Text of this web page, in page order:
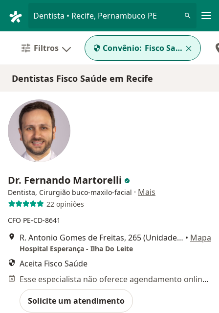
Dentista • Recife, Pernambuco PE
Filtros Convênio: Fisco Saúde
Dentistas Fisco Saúde em Recife
Dr. Fernando Martorelli
Dentista, Cirurgião buco-maxilo-facial · Mais
22 opiniões
CFO PE-CD-8641
R. Antonio Gomes de Freitas, 265 (Unidade II, 5° andar), Recife • Mapa
Hospital Esperança - Ilha Do Leite
Aceita Fisco Saúde
Esse especialista não oferece agendamento online para esse endereço.
Solicite um atendimento